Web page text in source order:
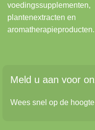
voedingssupplementen,
plantenextracten en
aromatherapieproducten.
Meld u aan voor
Wees snel op de